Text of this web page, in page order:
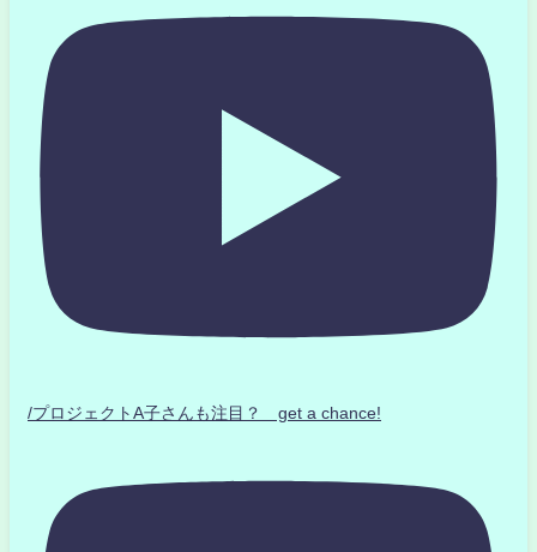
/プロジェクトA子さんも注目？ get a chance!